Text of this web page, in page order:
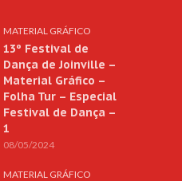
MATERIAL GRÁFICO
13º Festival de
Dança de Joinville –
Material Gráfico –
Folha Tur – Especial
Festival de Dança –
1
08/05/2024
MATERIAL GRÁFICO